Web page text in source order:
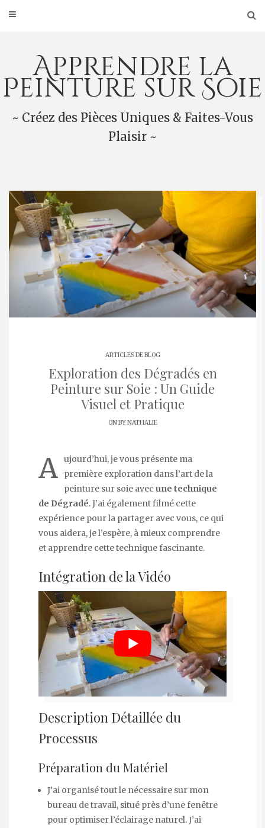
Apprendre la
Peinture sur Soie
~ Créez des Pièces Uniques & Faites-Vous
Plaisir ~
ARTICLES DE BLOG
Exploration des Dégradés en
Peinture sur Soie : Un Guide
Visuel et Pratique
ON BYNATHALIE
A ujourd’hui, je vous présente ma
première exploration dans l’art de la
peinture sur soie avec une technique
de Dégradé. J’ai également filmé cette
expérience pour la partager avec vous, ce qui
vous aidera, je l’espère, à mieux comprendre
et apprendre cette technique fascinante.
Intégration de la Vidéo
Description Détaillée du
Processus
Préparation du Matériel
J’ai organisé tout le nécessaire sur mon
bureau de travail, situé près d’une fenêtre
pour optimiser l’éclairage naturel. J’ai